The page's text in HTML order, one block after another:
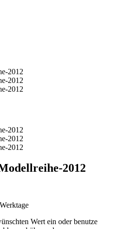
2012
Wert ein oder benutze